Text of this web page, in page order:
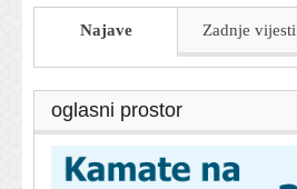
Najave Zadnje vijesti
oglasni prostor